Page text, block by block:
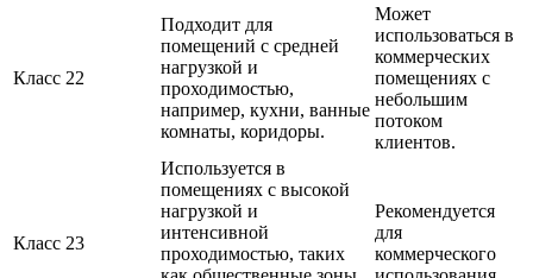
Класс 22
Подходит для
помещений с средней
нагрузкой и
проходимостью,
например, кухни, ванные
комнаты, коридоры.
Может
использоваться в
коммерческих
помещениях с
небольшим
потоком
клиентов.
Класс 23
Используется в
помещениях с высокой
нагрузкой и
интенсивной
проходимостью, таких
Рекомендуется
для
коммерческого